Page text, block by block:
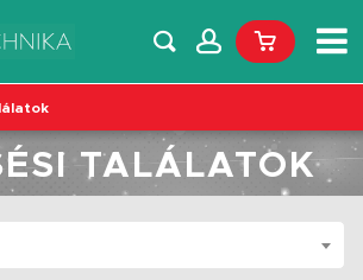
TALÁLATOK